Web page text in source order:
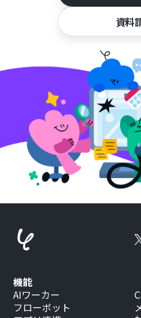
資料
機能
AIワーカー
フローボット